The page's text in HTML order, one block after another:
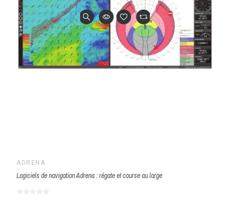
ADRENA
Logiciels de navigation Adrena : régate et course au large